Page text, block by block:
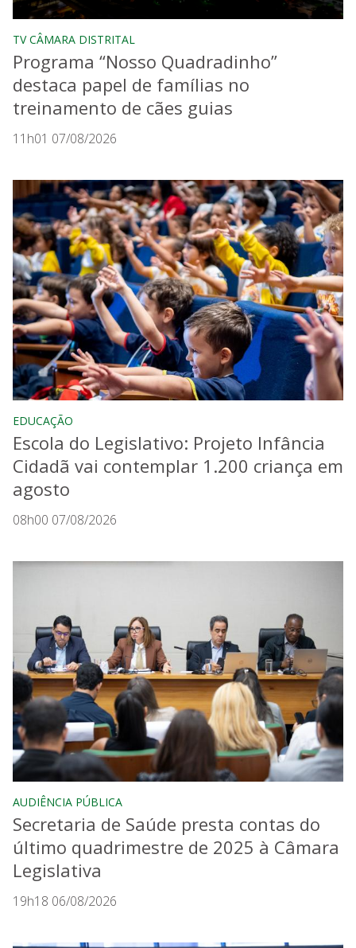
TV CÂMARA DISTRITAL
Programa “Nosso Quadradinho”
destaca papel de famílias no
treinamento de cães guias
11h01 07/08/2026
EDUCAÇÃO
Escola do Legislativo: Projeto Infância
Cidadã vai contemplar 1.200 criança em
agosto
08h00 07/08/2026
AUDIÊNCIA PÚBLICA
Secretaria de Saúde presta contas do
último quadrimestre de 2025 à Câmara
Legislativa
19h18 06/08/2026